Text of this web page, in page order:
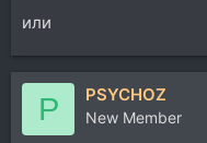
или
P PSYCHOZ
New Member